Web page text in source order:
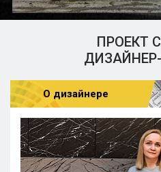
ПРОЕКТ
О дизайнере